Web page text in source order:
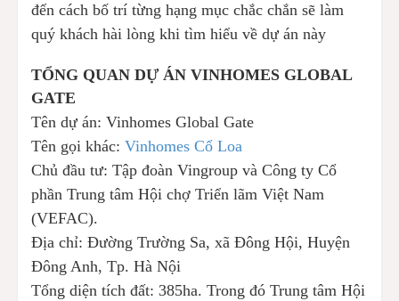
đến cách bố trí từng hạng mục chắc chắn sẽ làm
quý khách hài lòng khi tìm hiểu về dự án này
TỔNG QUAN DỰ ÁN VINHOMES GLOBAL
GATE
Tên dự án:Vinhomes Global Gate
Tên gọi khác: Vinhomes Cổ Loa
Chủ đầu tư: Tập đoàn Vingroup và Công ty Cổ
phần Trung tâm Hội chợ Triển lãm Việt Nam
(VEFAC).
Địa chỉ: Đường Trường Sa, xã Đông Hội, Huyện
Đông Anh, Tp. Hà Nội
Tổng diện tích đất: 385ha. Trong đó Trung tâm Hội